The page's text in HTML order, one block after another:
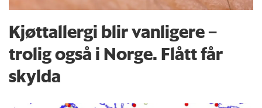
Kjøttallergi blir vanligere –
trolig også i Norge. Flått får
skylda